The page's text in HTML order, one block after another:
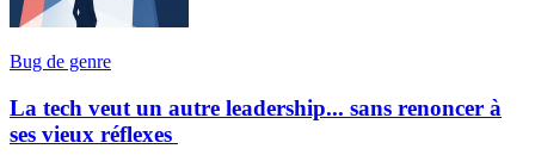
Bug de genre
La tech veut un autre leadership... sans renoncer à
ses vieux réflexes